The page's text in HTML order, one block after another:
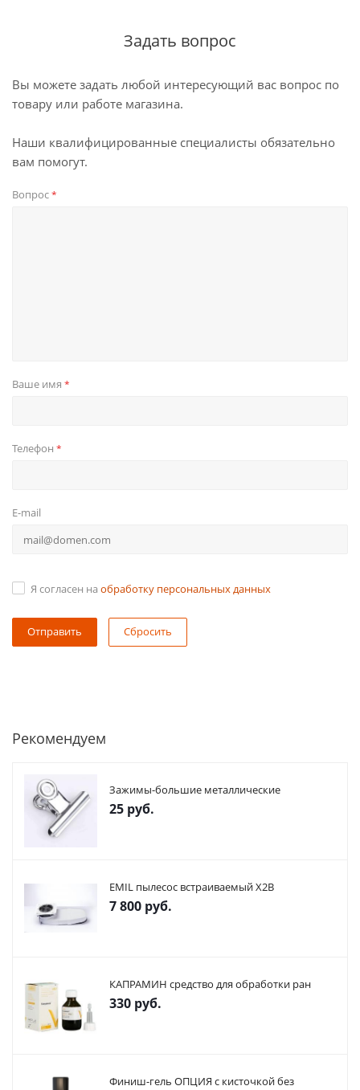
Задать вопрос
Вы можете задать любой интересующий вас вопрос по
товару или работе магазина.
Наши квалифицированные специалисты обязательно
вам помогут.
Вопрос*
Ваше имя *
Телефон *
E-mail
Я согласен на обработку персональных данных
Сбросить
Рекомендуем
Зажимы-большие металлические
25 руб.
EMIL пылесос встраиваемый X2В
7 800 руб.
КАПРАМИН средство для обработки ран
330 руб.
Финиш-гель ОПЦИЯ с кисточкой без